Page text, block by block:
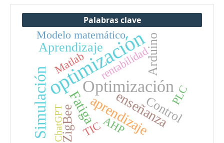
Palabras clave
optimización
Optimización
Simulación Fatiga enseñanza
aprendizaje
Arduino
ZigBee
Aprendizaje
Control
Modelo matemático
TIC
PLC
rentabilidad
AHP
Matlab
ChatGPT